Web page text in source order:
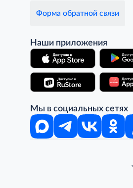
Форма обратной связи
Наши приложения
Мы в социальных сетях
Стань клиентом METRO